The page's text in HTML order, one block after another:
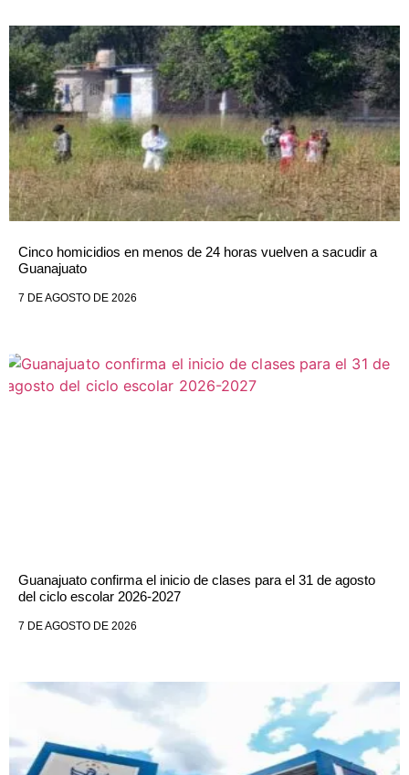
Cinco homicidios en menos de 24 horas vuelven a sacudir a
Guanajuato
7 DE AGOSTO DE 2026
Guanajuato confirma el inicio de clases para el 31 de agosto
del ciclo escolar 2026-2027
7 DE AGOSTO DE 2026